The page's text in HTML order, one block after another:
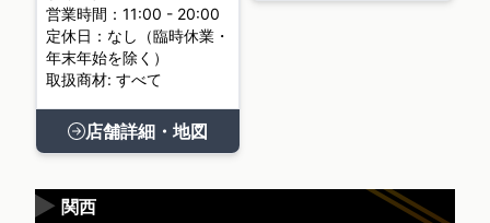
営業時間：11:00 - 20:00
定休日：なし（臨時休業・
年末年始を除く）
取扱商材: すべて
店舗詳細・地図
関西
▶